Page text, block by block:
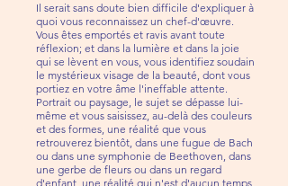
Il serait sans doute bien difficile d'expliquer à
quoi vous reconnaissez un chef-d'œuvre.
Vous êtes emportés et ravis avant toute
réflexion; et dans la lumière et dans la joie
qui se lèvent en vous, vous identifiez soudain
le mystérieux visage de la beauté, dont vous
portiez en votre âme l'ineffable attente.
Portrait ou paysage, le sujet se dépasse lui-
même et vous saisissez, au-delà des couleurs
et des formes, une réalité que vous
retrouverez bientôt, dans une fugue de Bach
ou dans une symphonie de Beethoven, dans
une gerbe de fleurs ou dans un regard
d'enfant, une réalité qui n'est d'aucun temps,